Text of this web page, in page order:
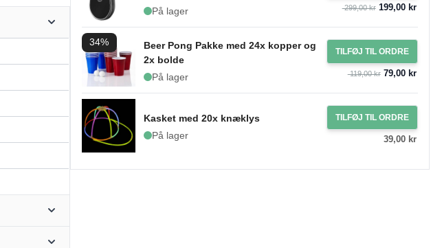
På lager
299,00 kr199,00 kr
34%
Beer Pong Pakke med 24x kopper og
2x bolde
På lager
TILFØJ TIL ORDRE
119,00 kr79,00 kr
Kasket med 20x knæklys
På lager
TILFØJ TIL ORDRE
39,00 kr